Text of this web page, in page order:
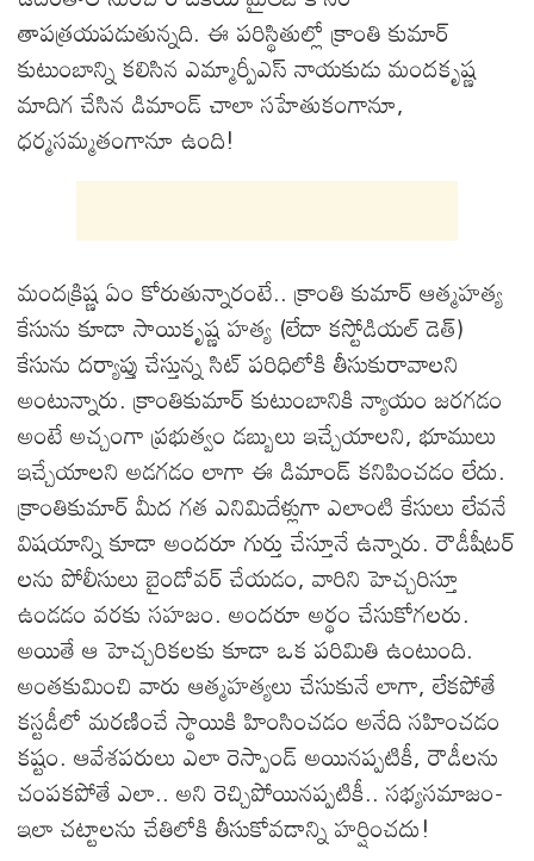
తాపత్రయపడుతున్నది. ఈ పరిస్థితుల్లో క్రాంతి కుమార్
కుటుంబాన్ని కలిసిన ఎమ్మార్పీఎస్ నాయకుడు మందకృష్ణ
మాదిగ చేసిన డిమాండ్ చాలా సహేతుకంగానూ,
ధర్మసమ్మతంగానూ ఉంది!
మందక్రిష్ణ ఏం కోరుతున్నారంటే.. క్రాంతి కుమార్ ఆత్మహత్య
కేసును కూడా సాయికృష్ణ హత్య (లేదా కస్టోడియల్ డెత్)
కేసును దర్యాప్తు చేస్తున్న సిట్ పరిధిలోకి తీసుకురావాలని
అంటున్నారు. క్రాంతికుమార్ కుటుంబానికి న్యాయం జరగడం
అంటే అచ్చంగా ప్రభుత్వం డబ్బులు ఇచ్చేయాలని, భూములు
ఇచ్చేయాలని అడగడం లాగా ఈ డిమాండ్ కనిపించడం లేదు.
క్రాంతికుమార్ మీద గత ఎనిమిదేళ్లుగా ఎలాంటి కేసులు లేవనే
విషయాన్ని కూడా అందరూ గుర్తు చేస్తూనే ఉన్నారు. రౌడీషీటర్
లను పోలీసులు బైండోవర్ చేయడం, వారిని హెచ్చరిస్తూ
ఉండడం వరకు సహజం. అందరూ అర్థం చేసుకోగలరు.
అయితే ఆ హెచ్చరికలకు కూడా ఒక పరిమితి ఉంటుంది.
అంతకుమించి వారు ఆత్మహత్యలు చేసుకునే లాగా, లేకపోతే
కస్టడీలో మరణించే స్థాయికి హింసించడం అనేది సహించడం
కష్టం. ఆవేశపరులు ఎలా రెస్పాండ్ అయినప్పటికీ, రౌడీలను
చంపకపోతే ఎలా.. అని రెచ్చిపోయినప్పటికీ.. సభ్యసమాజం-
ఇలా చట్టాలను చేతిలోకి తీసుకోవడాన్ని హర్షించదు!